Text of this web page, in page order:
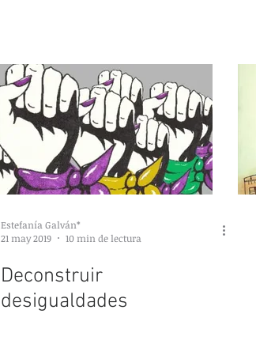
Estefanía Galván*
21 may 2019
10 min de lectura
Deconstruir
desigualdades